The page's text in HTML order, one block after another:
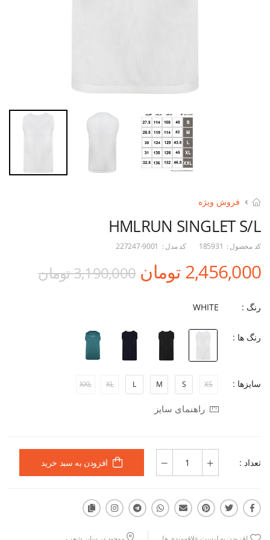
فروش ویژه
HMLRUN SINGLET S/L
کد محصول : 185931 کد مدل : 227247-9001
2,456,000 تومان 3,190,000 تومان
رنگ : WHITE
رنگ ها :
سایزها : XS
S
M
L
XL
XXL
راهنمای سایز
تعداد : افزودن به سبد خرید